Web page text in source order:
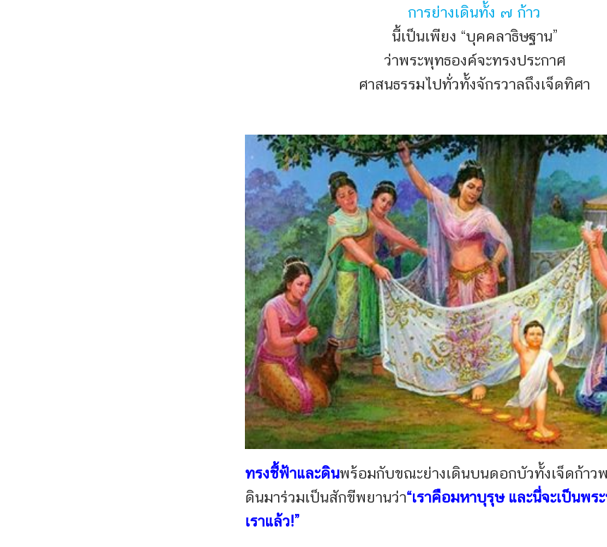
การย่างเดินทั้ง ๗ ก้าว
นี้เป็นเพียง “บุคคลาธิษฐาน”
ว่าพระพุทธองค์จะทรงประกาศ
ศาสนธรรมไปทั่วทั้งจักรวาลถึงเจ็ดทิศา
ทรงชี้ฟ้าและดินพร้อมกับขณะย่างเดินบนดอกบัวทั้งเจ็ดก้าว
ดินมาร่วมเป็นสักขีพยานว่า“เราคือมหาบุรุษ และนี่จะเป็นพร
เราแล้ว!”